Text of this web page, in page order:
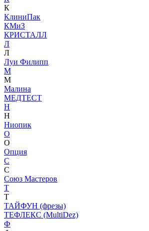
К
КлиниПак
КМиЗ
КРИСТАЛЛ
Л
Л
Луи Филипп
М
М
Малина
МЕДТЕСТ
Н
Н
Ниопик
О
О
Опция
С
С
Союз Мастеров
Т
Т
ТАЙФУН (фрезы)
ТЕФЛЕКС (MultiDez)
Ф